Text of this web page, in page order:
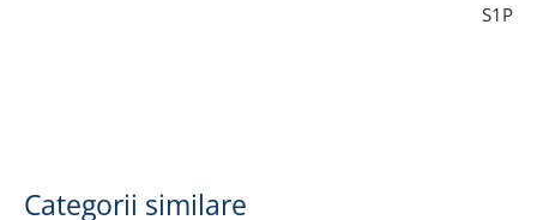
S1P
Categorii similare